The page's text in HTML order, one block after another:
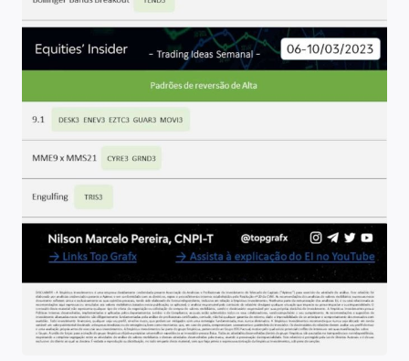
Renda Fixa
Finanças Pessoais
Mercados
Economia
Empresas
Brasil
Política
Colunas
Especiais